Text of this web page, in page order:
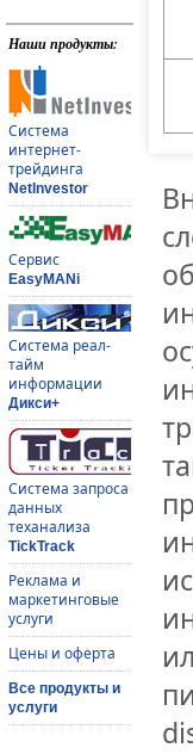
Наши продукты:
Система
интернет-
трейдинга
NetInvestor
Сервис
EasyMANi
Система реал-
тайм
информации
Дикси+
Система запроса
данных
теханализа
TickTrack
Реклама и
маркетинговые
услуги
Цены и оферта
Все продукты и
услуги